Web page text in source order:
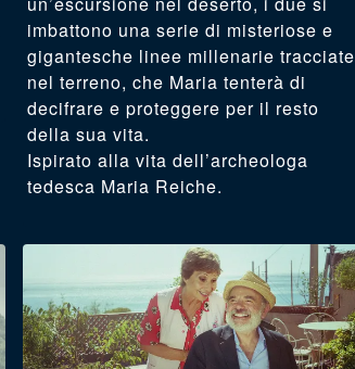
imbattono una serie di misteriose e
gigantesche linee millenarie tracciate
nel terreno, che Maria tenterà di
decifrare e proteggere per il resto
della sua vita.
Ispirato alla vita dell’archeologa
tedesca Maria Reiche.